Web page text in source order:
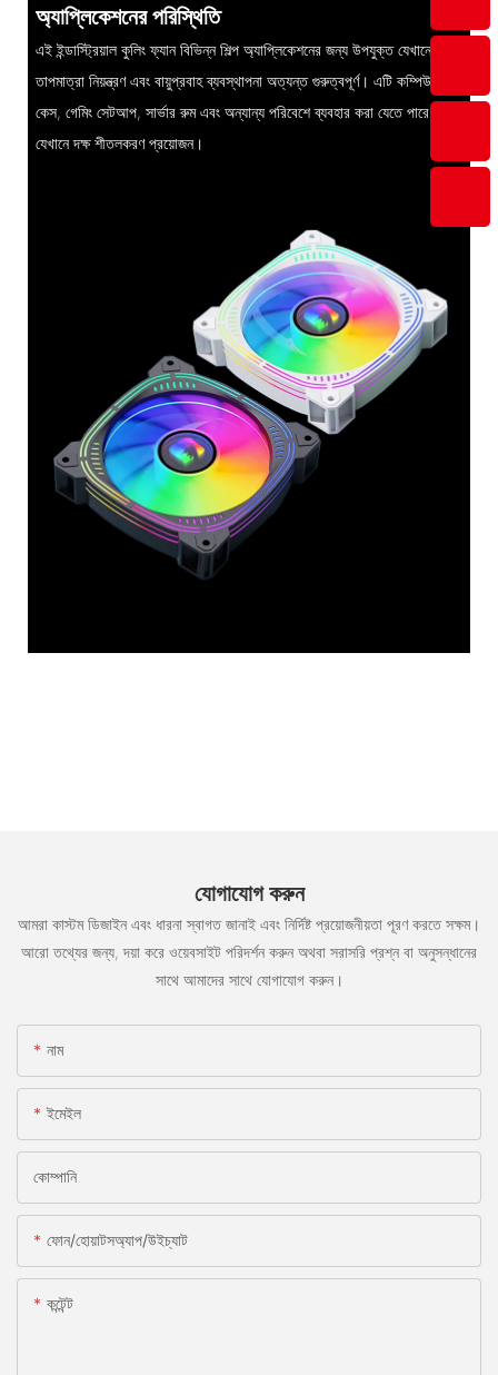
অ্যাপ্লিকেশনের পরিস্থিতি
এই ইন্ডাস্ট্রিয়াল কুলিং ফ্যান বিভিন্ন শিল্প অ্যাপ্লিকেশনের জন্য উপযুক্ত যেখানে
তাপমাত্রা নিয়ন্ত্রণ এবং বায়ুপ্রবাহ ব্যবস্থাপনা অত্যন্ত গুরুত্বপূর্ণ। এটি কম্পিউটার
কেস, গেমিং সেটআপ, সার্ভার রুম এবং অন্যান্য পরিবেশে ব্যবহার করা যেতে পারে
যেখানে দক্ষ শীতলকরণ প্রয়োজন।
যোগাযোগ করুন
আমরা কাস্টম ডিজাইন এবং ধারনা স্বাগত জানাই এবং নির্দিষ্ট প্রয়োজনীয়তা পূরণ করতে সক্ষম।
আরো তথ্যের জন্য, দয়া করে ওয়েবসাইট পরিদর্শন করুন অথবা সরাসরি প্রশ্ন বা অনুসন্ধানের
সাথে আমাদের সাথে যোগাযোগ করুন।
নাম
ইমেইল
কোম্পানি
ফোন/হোয়াটসঅ্যাপ/উইচ্যাট
কন্টেন্ট